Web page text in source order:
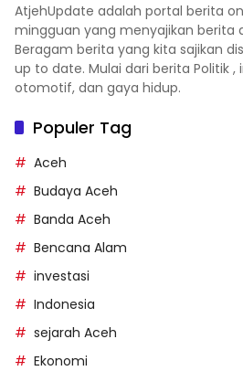
AtjehUpdate adalah portal berita
mingguan yang menyajikan berita
Beragam berita yang kita sajikan
up to date. Mulai dari berita Politik ,
otomotif, dan gaya hidup.
Populer Tag
Aceh
Budaya Aceh
Banda Aceh
Bencana Alam
investasi
Indonesia
sejarah Aceh
Ekonomi